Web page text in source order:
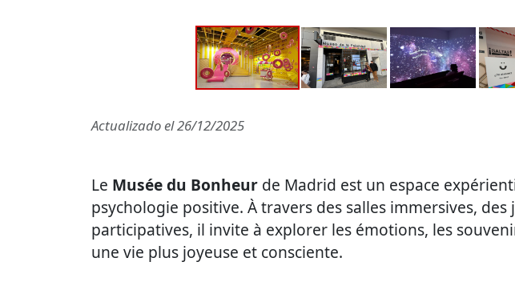
Actualizado el26/12/2025
Le Musée du Bonheur de Madrid est un espace
psychologie positive. À travers des salles immersives,
participatives, il invite à explorer les émotions, les
une vie plus joyeuse et consciente.